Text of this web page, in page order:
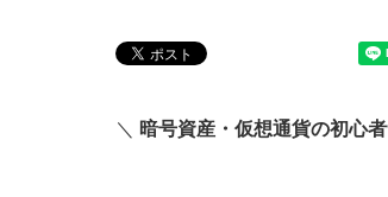
＼ 暗号資産・仮想通貨の初心